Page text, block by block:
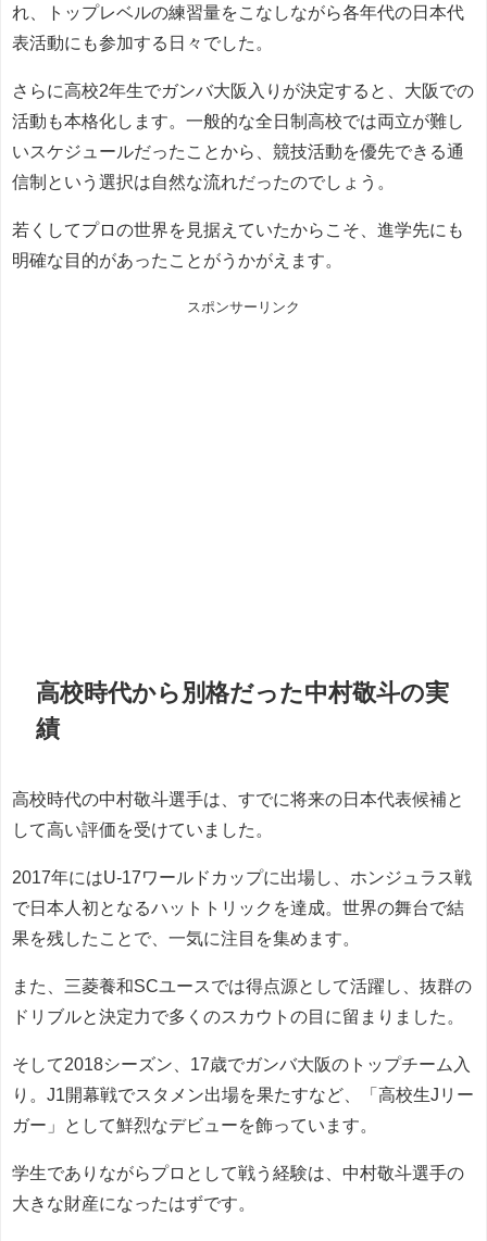
れ、トップレベルの練習量をこなしながら各年代の日本代
表活動にも参加する日々でした。
さらに高校2年生でガンバ大阪入りが決定すると、大阪での
活動も本格化します。一般的な全日制高校では両立が難し
いスケジュールだったことから、競技活動を優先できる通
信制という選択は自然な流れだったのでしょう。
若くしてプロの世界を見据えていたからこそ、進学先にも
明確な目的があったことがうかがえます。
スポンサーリンク
高校時代から別格だった中村敬斗の実
績
高校時代の中村敬斗選手は、すでに将来の日本代表候補と
して高い評価を受けていました。
2017年にはU-17ワールドカップに出場し、ホンジュラス戦
で日本人初となるハットトリックを達成。世界の舞台で結
果を残したことで、一気に注目を集めます。
また、三菱養和SCユースでは得点源として活躍し、抜群の
ドリブルと決定力で多くのスカウトの目に留まりました。
そして2018シーズン、17歳でガンバ大阪のトップチーム入
り。J1開幕戦でスタメン出場を果たすなど、「高校生Jリー
ガー」として鮮烈なデビューを飾っています。
学生でありながらプロとして戦う経験は、中村敬斗選手の
大きな財産になったはずです。